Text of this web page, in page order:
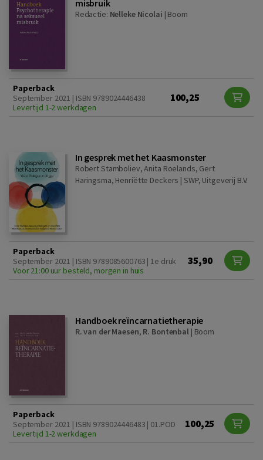
misbruik
Redactie: Nelleke Nicolai | Boom
Paperback
September 2021 | ISBN 9789024446438
Levertijd 1-2 werkdagen
100,25
In gesprek met het Kaasmonster
Robert Stamboliev, Anita Roelands, Gert
Haringsma, Henriëtte Deckers | SWP, Uitgeverij B.V.
Paperback
September 2021 | ISBN 9789085600763 | 1e druk
Voor 21:00 uur besteld, morgen in huis
35,90
Handboek reïncarnatietherapie
R. van der Maesen, R. Bontenbal| Boom
Paperback
September 2021 | ISBN 9789024446483 | 01.POD
Levertijd 1-2 werkdagen
100,25